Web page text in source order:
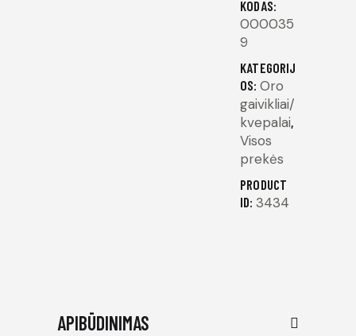
KODAS:
000035
9
KATEGORIJ
OS: Oro
gaivikliai/
kvepalai,
Visos
prekės
PRODUCT
ID: 3434
APIBŪDINIMAS